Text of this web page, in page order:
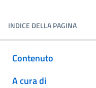
INDICE DELLA PAGINA
Contenuto
A cura di